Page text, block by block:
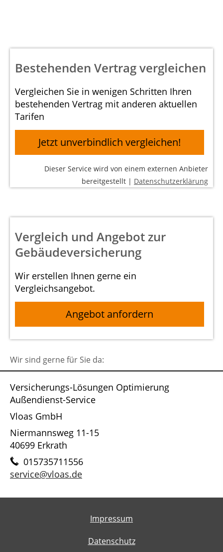
Bestehenden Vertrag vergleichen
Vergleichen Sie in wenigen Schritten Ihren
bestehenden Vertrag mit anderen aktuellen
Tarifen
Jetzt unverbindlich vergleichen!
Dieser Service wird von einem externen Anbieter
bereitgestellt | Datenschutzerklärung
Vergleich und Angebot zur
Gebäudeversicherung
Wir erstellen Ihnen gerne ein
Vergleichsangebot.
Angebot anfordern
Wir sind gerne für Sie da:
Versicherungs-Lösungen Optimierung
Außendienst-Service
Vloas GmbH
Niermannsweg 11-15
40699 Erkrath
015735711556
service@vloas.de
Impressum
Datenschutz